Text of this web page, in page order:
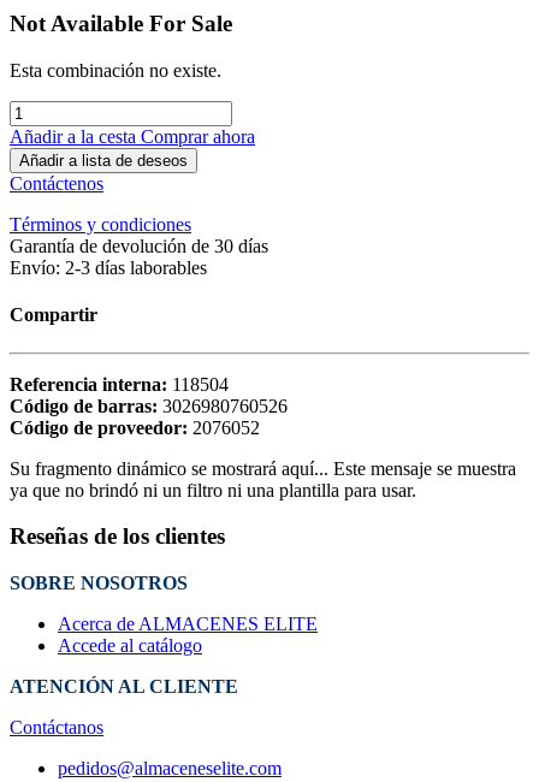
Not Available For Sale
Esta combinación no existe.
Añadir a la cesta Comprar ahora
Añadir a lista de deseos
Contáctenos
Términos y condiciones
Garantía de devolución de 30 días
Envío: 2-3 días laborables
Compartir
Referencia interna: 118504
Código de barras: 3026980760526
Código de proveedor: 2076052
Su fragmento dinámico se mostrará aquí... Este mensaje se muestra
ya que no brindó ni un filtro ni una plantilla para usar.
Reseñas de los clientes
SOBRE NOSOTROS
Acerca de ALMACENES ELITE
Accede al catálogo
ATENCIÓN AL CLIENTE
Contáctanos
pedidos@almaceneselite.com